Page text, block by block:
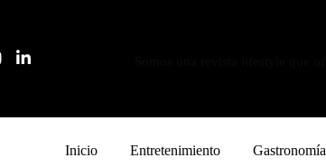
Inicio Entretenimiento Gastronomía